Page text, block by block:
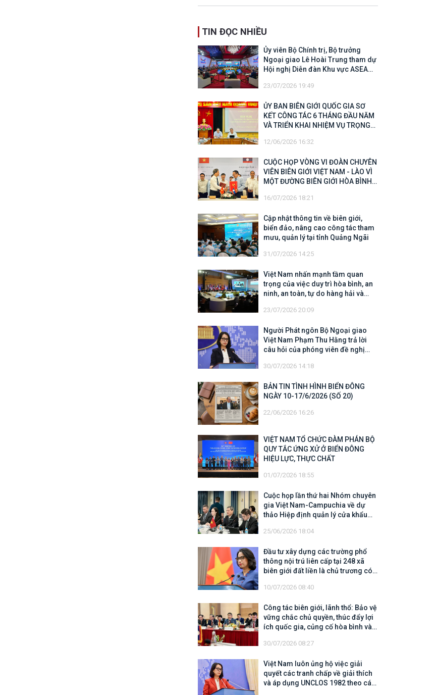
TIN ĐỌC NHIỀU
Ủy viên Bộ Chính trị, Bộ trưởng
Ngoại giao Lê Hoài Trung tham dự
Hội nghị Diễn đàn Khu vực ASEAN
23/07/2026 19:49
ỦY BAN BIÊN GIỚI QUỐC GIA SƠ
KẾT CÔNG TÁC 6 THÁNG ĐẦU NĂM
VÀ TRIỂN KHAI NHIỆM VỤ TRỌNG
12/06/2026 16:32
CUỘC HỌP VÒNG VI ĐOÀN CHUYÊN
VIÊN BIÊN GIỚI VIỆT NAM - LÀO VÌ
MỘT ĐƯỜNG BIÊN GIỚI HÒA BÌNH,
16/07/2026 18:21
Cập nhật thông tin về biên giới,
biển đảo, nâng cao công tác tham
mưu, quản lý tại tỉnh Quảng Ngãi
31/07/2026 14:25
Việt Nam nhấn mạnh tầm quan
trọng của việc duy trì hòa bình, an
ninh, an toàn, tự do hàng hải và
23/07/2026 20:09
Người Phát ngôn Bộ Ngoại giao
Việt Nam Phạm Thu Hằng trả lời
câu hỏi của phóng viên đề nghị
kiếm, cứu hộ các thuyền viên Việt
30/07/2026 14:18
BẢN TIN TÌNH HÌNH BIỂN ĐÔNG
NGÀY 10-17/6/2026 (SỐ 20)
22/06/2026 16:26
VIỆT NAM TỔ CHỨC ĐÀM PHÁN BỘ
QUY TẮC ỨNG XỬ Ở BIỂN ĐÔNG
HIỆU LỰC, THỰC CHẤT
01/07/2026 18:55
Cuộc họp lần thứ hai Nhóm chuyên
gia Việt Nam-Campuchia về dự
thảo Hiệp định quản lý cửa khẩu
25/06/2026 18:04
Đầu tư xây dựng các trường phổ
thông nội trú liên cấp tại 248 xã
biên giới đất liền là chủ trương có
văn sâu sắc
10/07/2026 08:40
Công tác biên giới, lãnh thổ: Bảo vệ
vững chắc chủ quyền, thúc đẩy lợi
ích quốc gia, củng cố hòa bình và
triển
30/07/2026 08:27
Việt Nam luôn ủng hộ việc giải
quyết các tranh chấp về giải thích
và áp dụng UNCLOS 1982 theo các